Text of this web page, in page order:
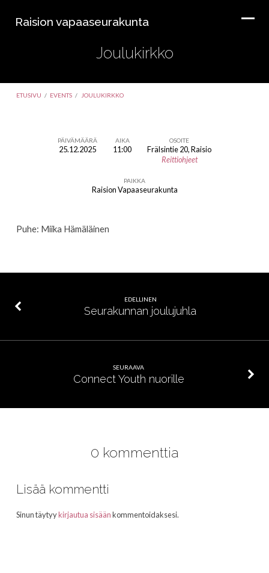
Raision vapaaseurakunta
Joulukirkko
ETUSIVU / EVENTS / JOULUKIRKKO
PÄIVÄMÄÄRÄ
25.12.2025
AIKA
11:00
OSOITE
Frälsintie 20, Raisio
Reittiohjeet
PAIKKA
Raision Vapaaseurakunta
Puhe: Miika Hämäläinen
EDELLINEN
Seurakunnan joulujuhla
SEURAAVA
Connect Youth nuorille
0 kommenttia
Lisää kommentti
Sinun täytyykirjautua sisäänkommentoidaksesi.